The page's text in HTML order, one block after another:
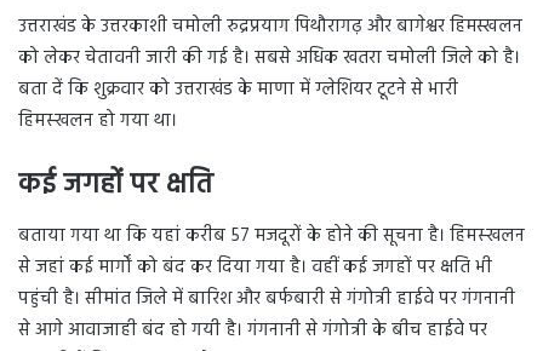
उत्तराखंड के उत्तरकाशी चमोली रुद्रप्रयाग पिथौरागढ़ और बागेश्वर हिमस्खलन
को लेकर चेतावनी जारी की गई है। सबसे अधिक खतरा चमोली जिले को है।
बता दें क‍ि शुक्रवार को उत्तराखंड के माणा में ग्‍लेशियर टूटने से भारी
हिमस्‍खलन हो गया था।
कई जगहों पर क्षत‍ि
बताया गया था कि यहां करीब 57 मजदूरों के होने की सूचना है। ह‍िमस्‍खलन
से जहां कई मार्गों को बंद कर द‍िया गया है। वहीं कई जगहों पर क्षत‍ि भी
पहुंची है। सीमांत ज‍िले में बारिश और बर्फबारी से गंगोत्री हाईवे पर गंगनानी
से आगे आवाजाही बंद हो गयी है। गंगनानी से गंगोत्री के बीच हाईवे पर